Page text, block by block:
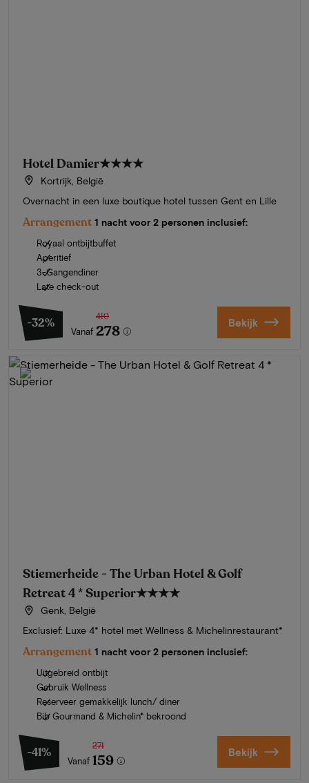
Hotel Damier★★★★
Kortrijk, België
Overnacht in een luxe boutique hotel tussen Gent en Lille
Arrangement 1 nacht voor 2 personen inclusief:
Royaal ontbijtbuffet
Aperitief
3-Gangendiner
Late check-out
-32%
Vanaf
410
278 Bekijk
Stiemerheide - The Urban Hotel & Golf
Retreat 4 * Superior★★★★
Genk, België
Exclusief: Luxe 4* hotel met Wellness & Michelinrestaurant*
Arrangement 1 nacht voor 2 personen inclusief:
Uitgebreid ontbijt
Gebruik Wellness
Reserveer gemakkelijk lunch/ diner
Bib Gourmand & Michelin* bekroond
-41%
Vanaf
271
159 Bekijk